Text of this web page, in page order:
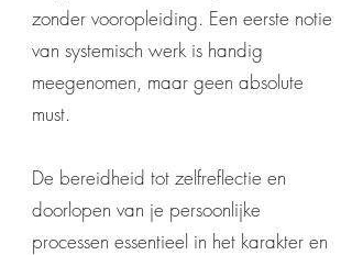
zonder vooropleiding. Een eerste notie
van systemisch werk is handig
meegenomen, maar geen absolute
must.
De bereidheid tot zelfreflectie en
doorlopen van je persoonlijke
processen essentieel in het karakter en